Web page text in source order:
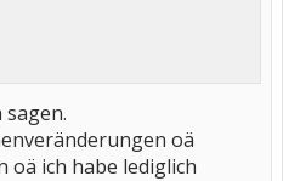
sagen.
oä
oä ich habe lediglich